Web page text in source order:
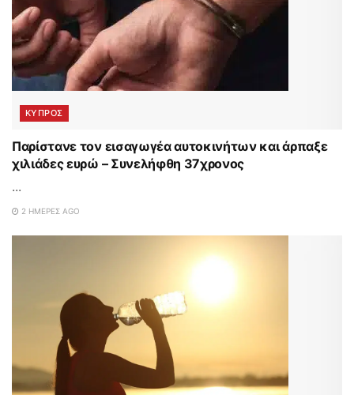
ΚΥΠΡΟΣ
Παρίστανε τον εισαγωγέα αυτοκινήτων και άρπαξε
χιλιάδες ευρώ – Συνελήφθη 37χρονος
...
2 ΗΜΈΡΕΣ AGO